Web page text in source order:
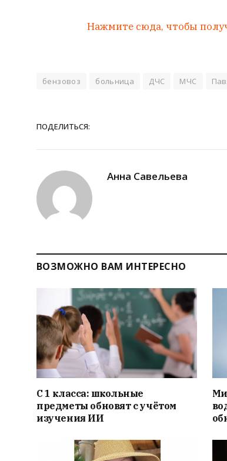
Нажмите сюда, чтобы
бензовоз больница ДЧС МЧС
ПОДЕЛИТЬСЯ:
Анна Савельева
ВОЗМОЖНО ВАМ ИНТЕРЕСНО
С 1 класса: школьные
предметы обновят с учётом
изучения ИИ